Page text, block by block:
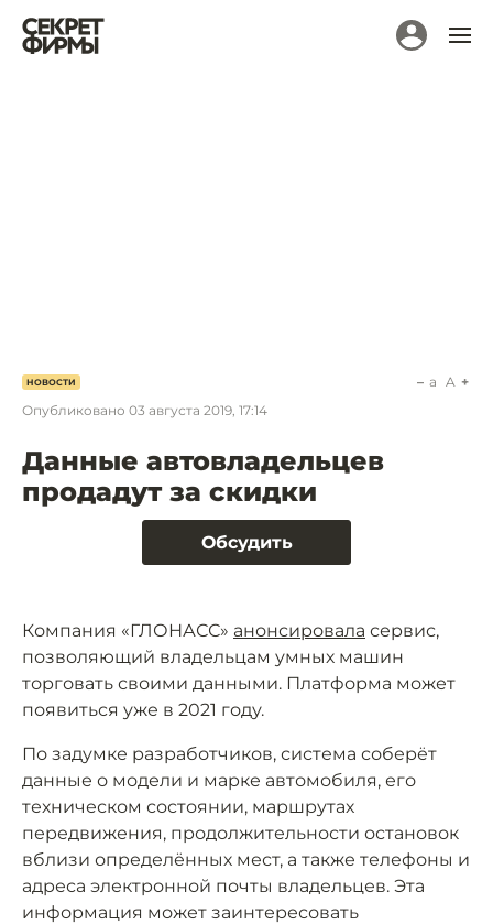
НОВОСТИ
Опубликовано 03 августа 2019, 17:14
a A
Данные автовладельцев
продадут за скидки
Обсудить
Компания «ГЛОНАСС» анонсировала сервис,
позволяющий владельцам умных машин
торговать своими данными. Платформа может
появиться уже в 2021 году.
По задумке разработчиков, система соберёт
данные о модели и марке автомобиля, его
техническом состоянии, маршрутах
передвижения, продолжительности остановок
вблизи определённых мест, а также телефоны и
адреса электронной почты владельцев. Эта
информация может заинтересовать